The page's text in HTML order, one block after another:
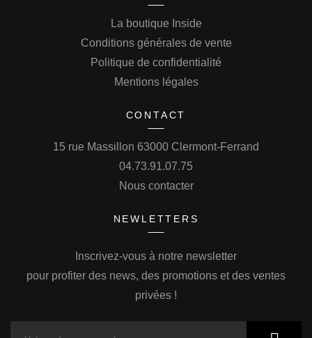
La boutique Inside
Conditions générales de vente
Politique de confidentialité
Mentions légales
CONTACT
15 rue Massillon 63000 Clermont-Ferrand
04.73.91.07.75
Nous contacter
NEWLETTERS
Inscrivez-vous à notre newsletter
pour profiter des news, des promotions et des ventes
privées !